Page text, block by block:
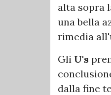
alta sopra
una bella
rimedia
Gli U's
dalla fine